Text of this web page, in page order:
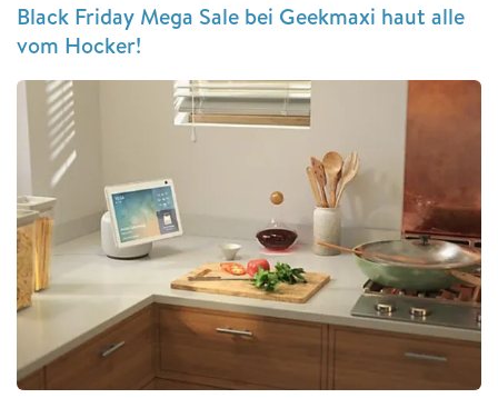
Black Friday Mega Sale bei Geekmaxi haut alle
vom Hocker!